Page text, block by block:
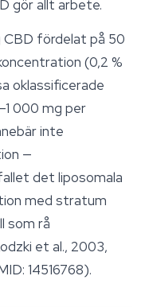
gör allt arbete.
CBD fördelat på 50
(0,2 %
oklassificerade
000 mg per
inte
—
det liposomala
med stratum
som rå
et al., 2003,
14516768).